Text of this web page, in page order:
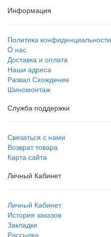
Информация
Политика конфиденциальности
O нас
Доставка и оплата
Наши адреса
Развал Схождение
Шиномонтаж
Служба поддержки
Связаться с нами
Возврат товара
Карта сайта
Личный Кабинет
Личный Кабинет
История заказов
Закладки
Рассылка